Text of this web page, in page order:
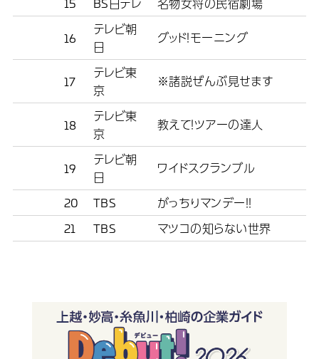
15 BS日テレ 名物女将の民宿劇場
16
テレビ朝
日
グッド！モーニング
17
テレビ東
京
※諸説ぜんぶ見せます
18
テレビ東
京
教えて！ツアーの達人
19
テレビ朝
日
ワイドスクランブル
20 TBS
がっちりマンデー！！
21
TBS マツコの知らない世界